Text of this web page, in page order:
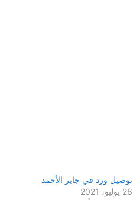
توصيل ورد في جابر الأحمد
26 يوليو، 2021